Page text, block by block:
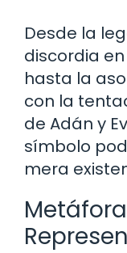
Desde la
discordia
hasta la
con la
de Adán y
símbolo
mera